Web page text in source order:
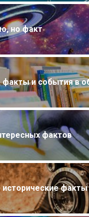
но факт
и события в
фактов
факты